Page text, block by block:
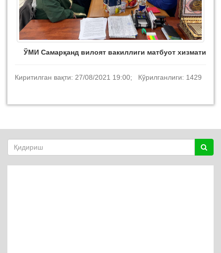
ЎМИ Самарқанд вилоят вакиллиги матбуот хизмати
Киритилган вақти: 27/08/2021 19:00; Кўрилганлиги: 1429